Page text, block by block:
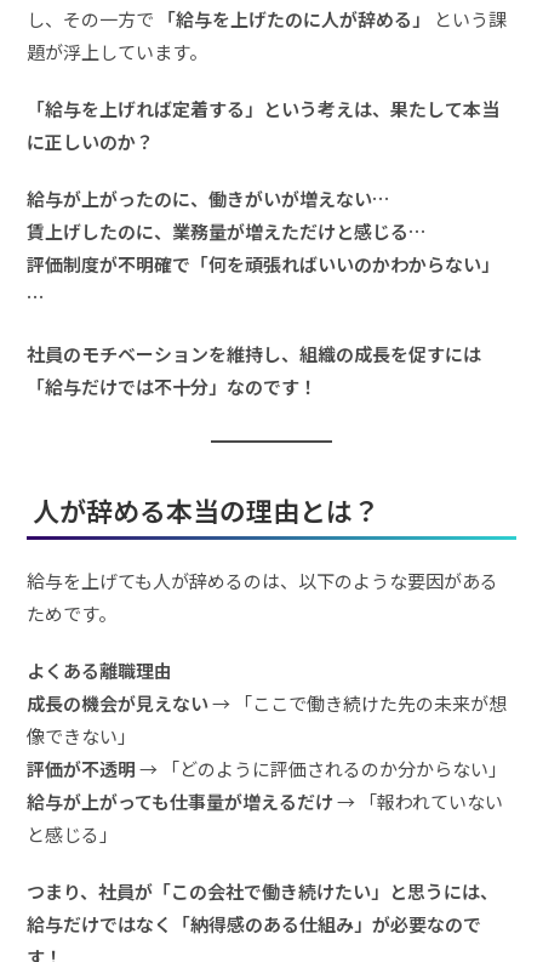
し、その一方で
「給与を上げたのに人が辞める」
という課
題が浮上しています。
「給与を上げれば定着する」という考えは、果たして本当
に正しいのか？
給与が上がったのに、働きがいが増えない…
賃上げしたのに、業務量が増えただけと感じる…
評価制度が不明確で「何を頑張ればいいのかわからない」
…
社員のモチベーションを維持し、組織の成長を促すには
「給与だけでは不十分」なのです！
人が辞める本当の理由とは？
給与を上げても人が辞めるのは、以下のような要因がある
ためです。
よくある離職理由
成長の機会が見えない→ 「ここで働き続けた先の未来が想
像できない」
評価が不透明→ 「どのように評価されるのか分からない」
給与が上がっても仕事量が増えるだけ→ 「報われていない
と感じる」
つまり、社員が「この会社で働き続けたい」と思うには、
給与だけではなく「納得感のある仕組み」が必要なので
す！